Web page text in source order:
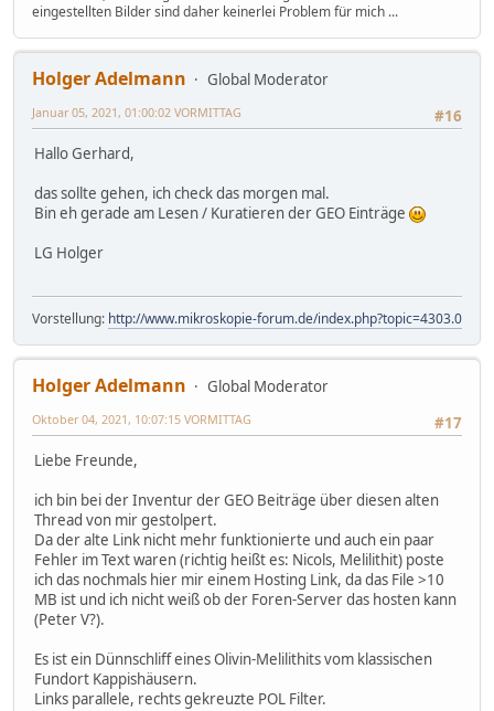
eingestellten Bilder sind daher keinerlei Problem für mich ...
Holger Adelmann
Global Moderator
#16
Januar 05, 2021, 01:00:02 VORMITTAG
Hallo Gerhard,
das sollte gehen, ich check das morgen mal.
Bin eh gerade am Lesen / Kuratieren der GEO Einträge
LG Holger
Vorstellung: http://www.mikroskopie-forum.de/index.php?topic=4303.0
Holger Adelmann
Global Moderator
#17
Oktober 04, 2021, 10:07:15 VORMITTAG
Liebe Freunde,
ich bin bei der Inventur der GEO Beiträge über diesen alten
Thread von mir gestolpert.
Da der alte Link nicht mehr funktionierte und auch ein paar
Fehler im Text waren (richtig heißt es: Nicols, Melilithit) poste
ich das nochmals hier mir einem Hosting Link, da das File >10
MB ist und ich nicht weiß ob der Foren-Server das hosten kann
(Peter V?).
Es ist ein Dünnschliff eines Olivin-Melilithits vom klassischen
Fundort Kappishäusern.
Links parallele, rechts gekreuzte POL Filter.